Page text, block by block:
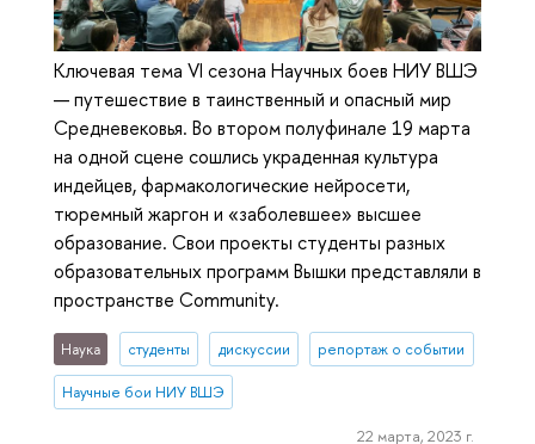
Ключевая тема VI сезона Научных боев НИУ ВШЭ
— путешествие в таинственный и опасный мир
Средневековья. Во втором полуфинале 19 марта
на одной сцене сошлись украденная культура
индейцев, фармакологические нейросети,
тюремный жаргон и «заболевшее» высшее
образование. Свои проекты студенты разных
образовательных программ Вышки представляли в
пространстве Community.
Наука студенты дискуссии репортаж о событии
Научные бои НИУ ВШЭ
22 марта, 2023 г.